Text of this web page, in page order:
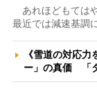
あれほどもては
最近では減速基調
《雪道の対応
ー」の真価 「